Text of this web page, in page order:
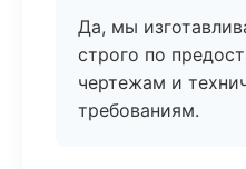
Да, мы
строго по
чертежам и
требованиям.